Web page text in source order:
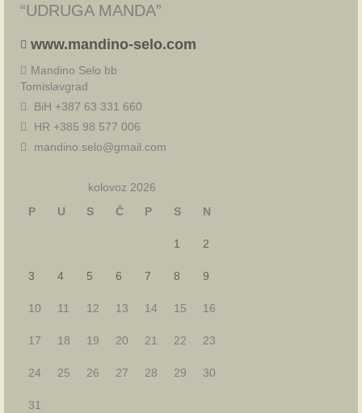
“UDRUGA MANDA”
www.mandino-selo.com
Mandino Selo bb
Tomislavgrad
BiH +387 63 331 660
HR +385 98 577 006
mandino.selo@gmail.com
kolovoz 2026
P
U S Č P S N
1 2
3 4 5 6 7 8 9
10 11 12 13 14 15 16
17 18 19 20 21 22 23
24 25 26 27 28 29 30
31